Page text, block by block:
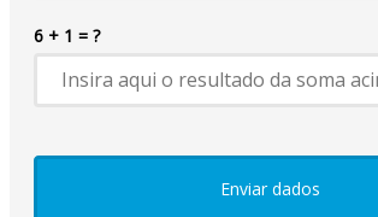
6 + 1 = ?
Enviar dados